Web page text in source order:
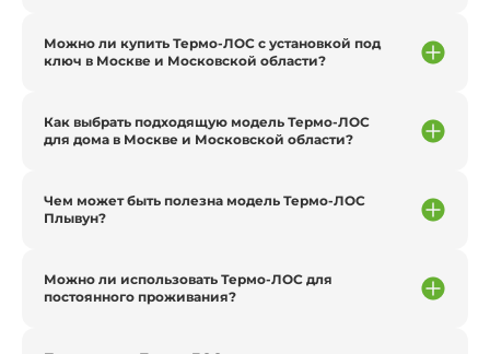
Можно ли купить Термо-ЛОС с установкой под
ключ в Москве и Московской области?
Как выбрать подходящую модель Термо-ЛОС
для дома в Москве и Московской области?
Чем может быть полезна модель Термо-ЛОС
Плывун?
Можно ли использовать Термо-ЛОС для
постоянного проживания?